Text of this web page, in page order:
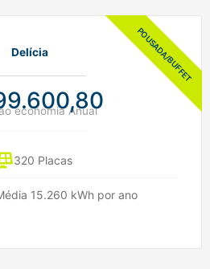
Delícia
economia Anual
320 Placas
15.260 kWh por ano